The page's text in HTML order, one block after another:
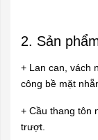
2. Sản
+ Lan can, vách
công bề mặt
+ Cầu thang tôn
trượt.